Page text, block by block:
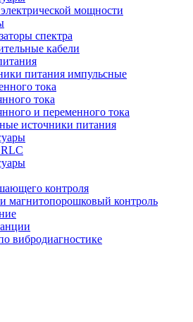
мощности
спектра
кабели
питания импульсные
тока
тока
и переменного тока
источники питания
контроля
магнитопорошковый контроль
вибродиагностике